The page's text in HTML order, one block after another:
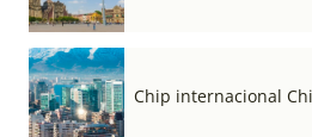
Chip internacional